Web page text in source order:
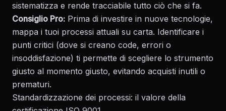
sistematizza e rende tracciabile tutto ciò che si fa.
Consiglio Pro: Prima di investire in nuove tecnologie,
mappa i tuoi processi attuali su carta. Identificare i
punti critici (dove si creano code, errori o
insoddisfazione) ti permette di scegliere lo strumento
giusto al momento giusto, evitando acquisti inutili o
prematuri.
Standardizzazione dei processi: il valore della